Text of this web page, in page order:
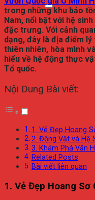
trong những khu bảo
Nam, nổi bật với hệ
đặc trưng. Với cảnh
dạng, đây là địa điểm
thiên nhiên, hòa mình
hiểu về hệ động thực
Tổ quốc.
Nội Dung Bài viết:
1. Vẻ Đẹp Hoang
2. Động Vật và Hệ
3. Khám Phá Văn
Related Posts
Bài viết liên quan
1. Vẻ Đẹp Hoang Sơ